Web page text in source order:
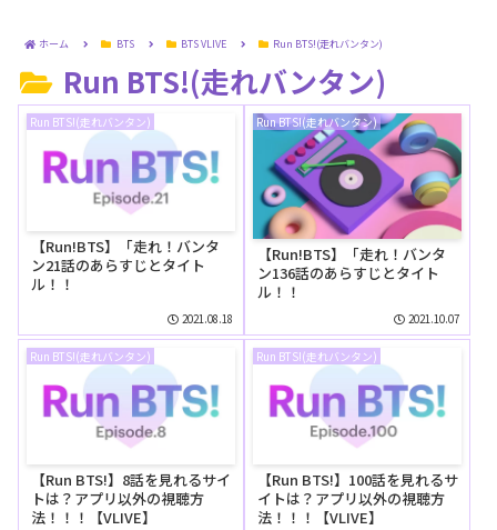
ホーム BTS BTS VLIVE Run BTS!(走れバンタン)
Run BTS!(走れバンタン)
Run BTS!(走れバンタン)
【Run!BTS】「走れ！バンタ
ン21話のあらすじとタイト
ル！！
2021.08.18
Run BTS!(走れバンタン)
【Run!BTS】「走れ！バンタ
ン136話のあらすじとタイト
ル！！
2021.10.07
Run BTS!(走れバンタン)
【Run BTS!】8話を見れるサイ
トは？アプリ以外の視聴方
法！！！【VLIVE】
Run BTS!(走れバンタン)
【Run BTS!】100話を見れるサ
イトは？アプリ以外の視聴方
法！！！【VLIVE】